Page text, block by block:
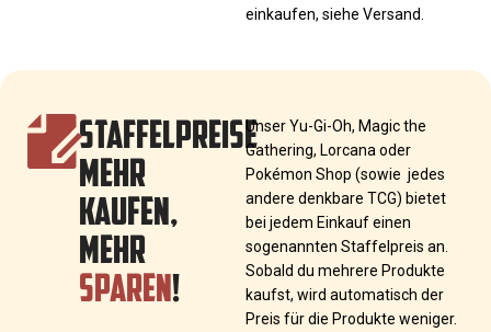
einkaufen, siehe Versand.
STAFFELPREISE
MEHR
KAUFEN,
MEHR
SPAREN!
Unser Yu-Gi-Oh, Magic the
Gathering, Lorcana oder
Pokémon Shop (sowie jedes
andere denkbare TCG) bietet
bei jedem Einkauf einen
sogenannten Staffelpreis an.
Sobald du mehrere Produkte
kaufst, wird automatisch der
Preis für die Produkte weniger.